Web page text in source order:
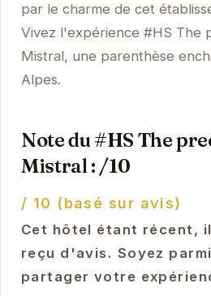
par le charme de cet
Vivez l'expérience #HS The
Mistral, une parenthèse
Alpes.
Note du #HS The
Mistral : /10
/ 10 (basé sur avis)
Cet hôtel étant récent,
reçu d'avis. Soyez
partager votre